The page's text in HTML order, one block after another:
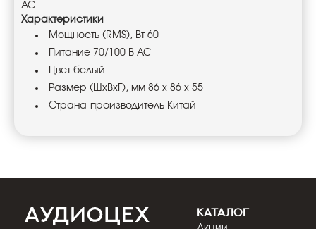
AC
Характеристики
Мощность (RMS), Вт 60
Питание 70/100 В AC
Цвет белый
Размер (ШxВxГ), мм 86 х 86 х 55
Страна-производитель Китай
КАТАЛОГ